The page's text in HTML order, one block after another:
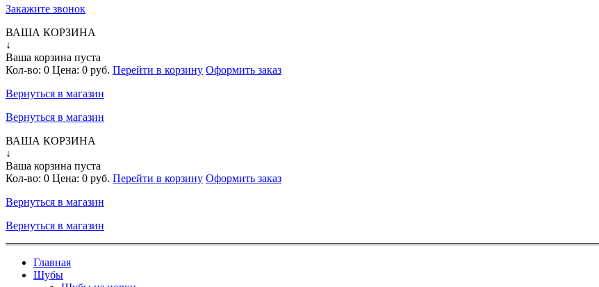
Закажите звонок
ВАША КОРЗИНА
↓
Ваша корзина пуста
Кол-во: 0 Цена: 0 руб. Перейти в корзину Оформить заказ
Вернуться в магазин
Вернуться в магазин
ВАША КОРЗИНА
↓
Ваша корзина пуста
Кол-во: 0 Цена: 0 руб. Перейти в корзину Оформить заказ
Вернуться в магазин
Вернуться в магазин
Главная
Шубы